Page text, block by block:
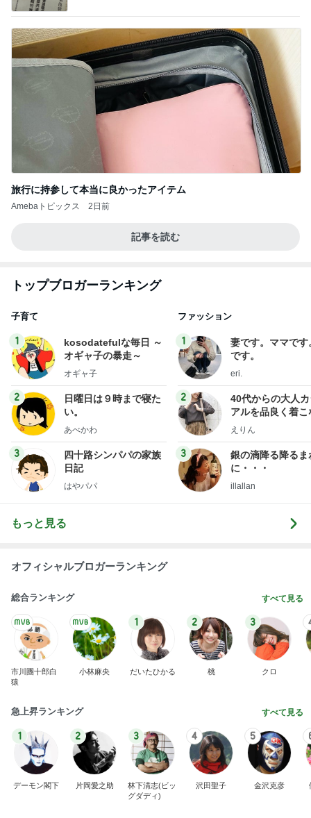
旅行に持参して本当に良かったアイテム
Amebaトピックス 2日前
記事を読む
トップブロガーランキング
子育て
1
kosodatefulな毎日 ～
オギャ子の暴走～
オギャ子
2
日曜日は９時まで寝た
い。
あべかわ
3
四十路シンパパの家族
日記
はやパパ
ファッション
1
妻です。ママです
です。
eri.
2
40代からの大人
アルを品良く着こ
ファッションブロ
えりん
3
銀の滴降る降るま
に・・・
illallan
もっと見る
オフィシャルブロガーランキング
総合ランキング すべて見る
市川團十郎白
猿
小林麻央
1
だいたひかる
2
桃
3
クロ
急上昇ランキング すべて見る
1
デーモン閣下
2
片岡愛之助
3
林下清志(ビッ
グダディ)
4
沢田聖子
5
金沢克彦